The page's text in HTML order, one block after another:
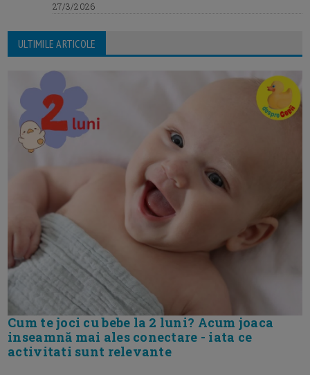
27/3/2026
ULTIMILE ARTICOLE
Cum te joci cu bebe la 2 luni? Acum joaca
inseamnă mai ales conectare - iata ce
activitati sunt relevante